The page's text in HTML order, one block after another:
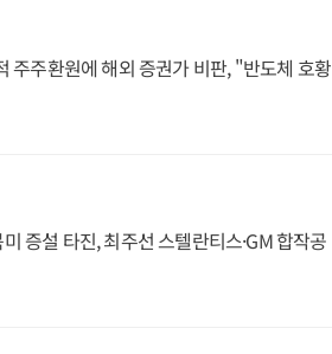
주주환원에 해외 증권가 비판, "반도체 호황
증설 타진, 최주선 스텔란티스·GM 합작공